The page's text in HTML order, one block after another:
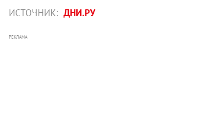
ИСТОЧНИК: ДНИ.РУ
РЕКЛАМА